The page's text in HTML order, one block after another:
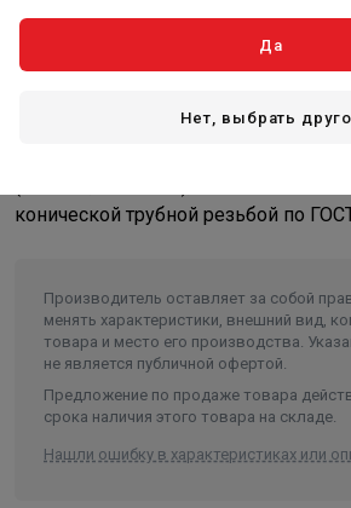
диаметра трубы на другой. Резьба –
конической трубной резьбой по
Производитель оставляет за собой
менять характеристики, внешний вид,
товара и место его производства.
не является публичной офертой.
Предложение по продаже товара
срока наличия этого товара на складе.
Нашли ошибку в характеристиках или
Да
Нет, выбрать